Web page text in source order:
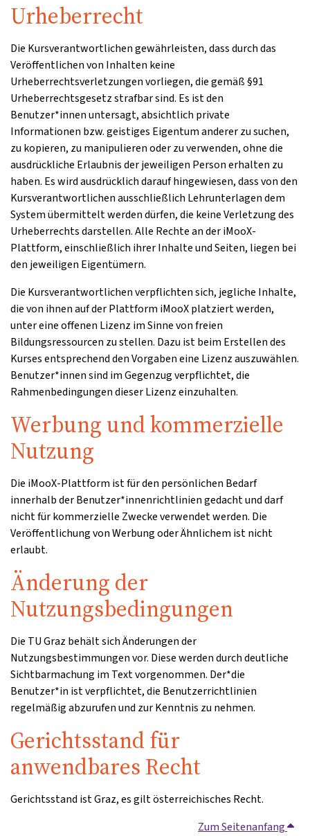
Urheberrecht
Die Kursverantwortlichen gewährleisten, dass durch das
Veröffentlichen von Inhalten keine
Urheberrechtsverletzungen vorliegen, die gemäß §91
Urheberrechtsgesetz strafbar sind. Es ist den
Benutzer*innen untersagt, absichtlich private
Informationen bzw. geistiges Eigentum anderer zu suchen,
zu kopieren, zu manipulieren oder zu verwenden, ohne die
ausdrückliche Erlaubnis der jeweiligen Person erhalten zu
haben. Es wird ausdrücklich darauf hingewiesen, dass von den
Kursverantwortlichen ausschließlich Lehrunterlagen dem
System übermittelt werden dürfen, die keine Verletzung des
Urheberrechts darstellen. Alle Rechte an der iMooX-
Plattform, einschließlich ihrer Inhalte und Seiten, liegen bei
den jeweiligen Eigentümern.
Die Kursverantwortlichen verpflichten sich, jegliche Inhalte,
die von ihnen auf der Plattform iMooX platziert werden,
unter eine offenen Lizenz im Sinne von freien
Bildungsressourcen zu stellen. Dazu ist beim Erstellen des
Kurses entsprechend den Vorgaben eine Lizenz auszuwählen.
Benutzer*innen sind im Gegenzug verpflichtet, die
Rahmenbedingungen dieser Lizenz einzuhalten.
Werbung und kommerzielle
Nutzung
Die iMooX-Plattform ist für den persönlichen Bedarf
innerhalb der Benutzer*innenrichtlinien gedacht und darf
nicht für kommerzielle Zwecke verwendet werden. Die
Veröffentlichung von Werbung oder Ähnlichem ist nicht
erlaubt.
Änderung der
Nutzungsbedingungen
Die TU Graz behält sich Änderungen der
Nutzungsbestimmungen vor. Diese werden durch deutliche
Sichtbarmachung im Text vorgenommen. Der*die
Benutzer*in ist verpflichtet, die Benutzerrichtlinien
regelmäßig abzurufen und zur Kenntnis zu nehmen.
Gerichtsstand für
anwendbares Recht
Gerichtsstand ist Graz, es gilt österreichisches Recht.
Zum Seitenanfang